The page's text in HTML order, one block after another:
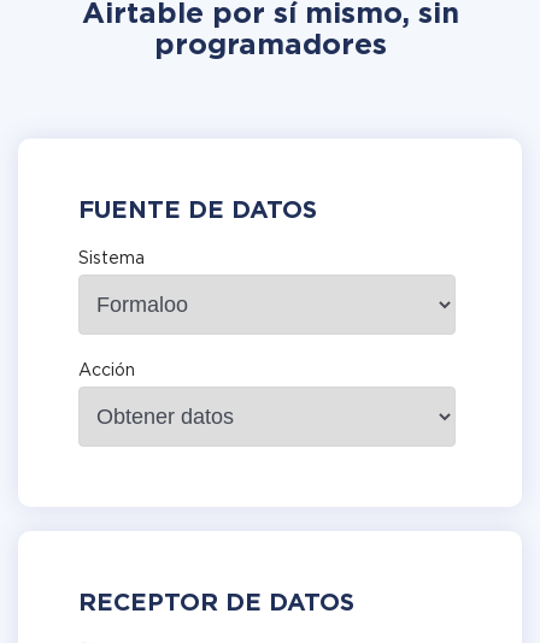
Airtable por sí mismo, sin
programadores
FUENTE DE DATOS
Sistema
Acción
RECEPTOR DE DATOS